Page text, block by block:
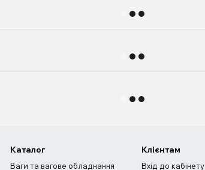
Каталог
Ваги та вагове обладнання
Клієнтам
Вхід до кабінету